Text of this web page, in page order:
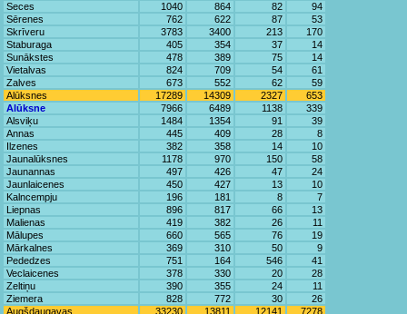
Seces
1040 864 82
94
Sērenes
762 622 87
53
Skrīveru
3783 3400 213
170
Staburaga
405 354 37
14
Sunākstes
478 389 75
14
Vietalvas
824 709 54
61
Zalves
673 552 62
59
Alūksnes
17289 14309 2327
653
Alūksne
7966 6489 1138
339
Alsviķu
1484 1354 91
39
Annas
445 409 28
8
Ilzenes
382 358 14
10
Jaunalūksnes
1178 970 150
58
Jaunannas
497 426 47
24
Jaunlaicenes
450 427 13
10
Kalncempju
196 181 8
7
Liepnas
896 817 66
13
Malienas
419 382 26
11
Mālupes
660 565 76
19
Mārkalnes
369 310 50
9
Pededzes
751 164 546
41
Veclaicenes
378 330 20
28
Zeltiņu
390 355 24
11
Ziemera
828 772 30
26
Augšdaugavas
33230 13811 12141
7278